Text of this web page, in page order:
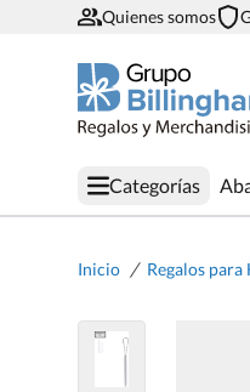
Quienes somos
Categorías
Inicio / Regalos para